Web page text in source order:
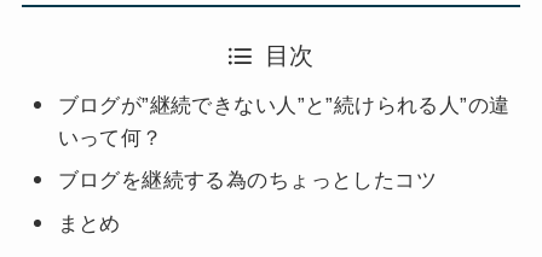
目次
ブログが”継続できない人”と”続けられる人”の違
いって何？
ブログを継続する為のちょっとしたコツ
まとめ